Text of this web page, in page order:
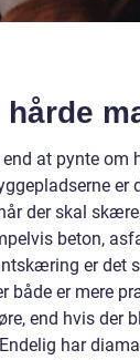
at pynte om
er
der skal
beton,
er det
både er mere
end hvis der
har